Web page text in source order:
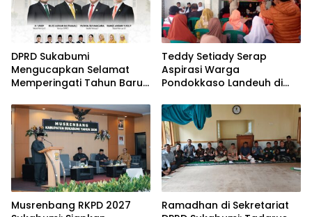
DPRD Sukabumi
Mengucapkan Selamat
Memperingati Tahun Baru
Teddy Setiady Serap
Aspirasi Warga
Pondokkaso Landeuh di
Musrenbang RKPD 2027
Ramadhan di Sekretariat